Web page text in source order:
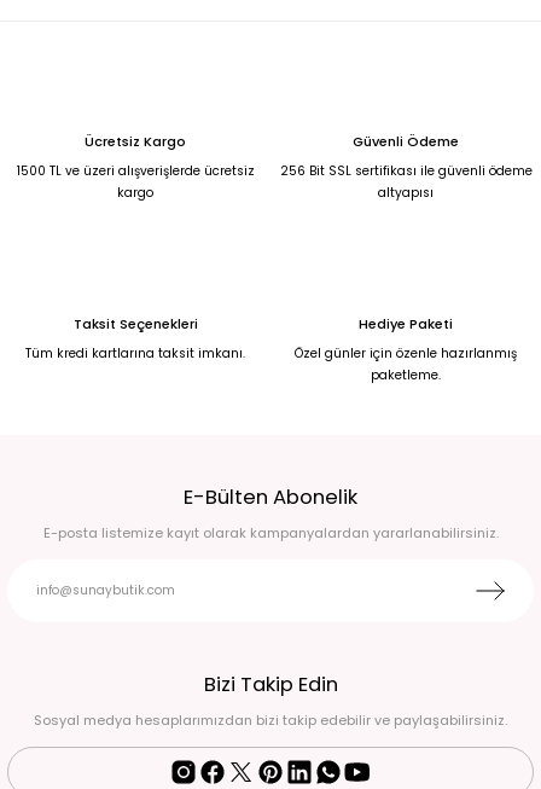
6.750,00 TL
%31
Pembe Straplez korse detaylı pelerinli balık model abiye elbise 42
4.200,00 TL
Kalın askılı V yaka kemerli günlük keten elbise 46
Ücretsiz Kargo
1500 TL ve üzeri alışverişlerde ücretsiz
kargo
Güvenli Ödeme
256 Bit SSL sertifikası ile güvenli ödeme
altyapısı
Taksit Seçenekleri
Tüm kredi kartlarına taksit imkanı.
Hediye Paketi
Özel günler için özenle hazırlanmış
paketleme.
E-Bülten Abonelik
E-posta listemize kayıt olarak kampanyalardan yararlanabilirsiniz.
Bizi Takip Edin
Sosyal medya hesaplarımızdan bizi takip edebilir ve paylaşabilirsiniz.